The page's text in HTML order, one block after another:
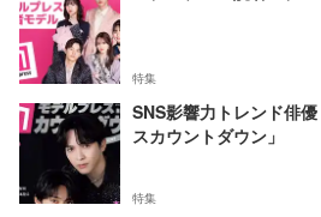
特集
SNS影響力トレンド俳
スカウントダウン」
特集